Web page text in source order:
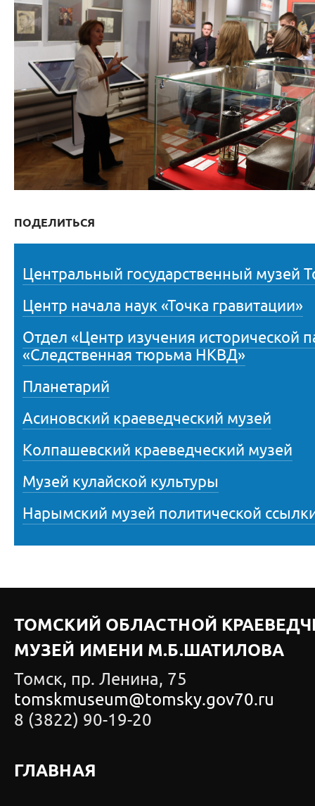
ПОДЕЛИТЬСЯ
Центральный государственный музей
Центр начала наук «Точка гравитации»
Отдел «Центр изучения исторической
«Следственная тюрьма НКВД»
Планетарий
Асиновский краеведческий музей
Колпашевский краеведческий музей
Музей кулайской культуры
Нарымский музей политической
ТОМСКИЙ ОБЛАСТНОЙ
МУЗЕЙ ИМЕНИ М.Б.ШАТИЛОВА
Томск, пр. Ленина, 75
tomskmuseum@tomsky.gov70.ru
8 (3822) 90-19-20
ГЛАВНАЯ